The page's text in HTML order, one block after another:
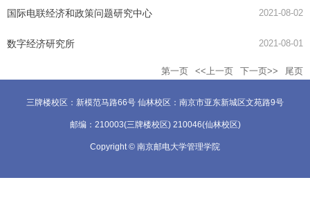
国际电联经济和政策问题研究中心 2021-08-02
数字经济研究所 2021-08-01
第一页 <<上一页 下一页>> 尾页
三牌楼校区：新模范马路66号 仙林校区：南京市亚东新城区文苑路9号
邮编：210003(三牌楼校区) 210046(仙林校区)
Copyright © 南京邮电大学管理学院